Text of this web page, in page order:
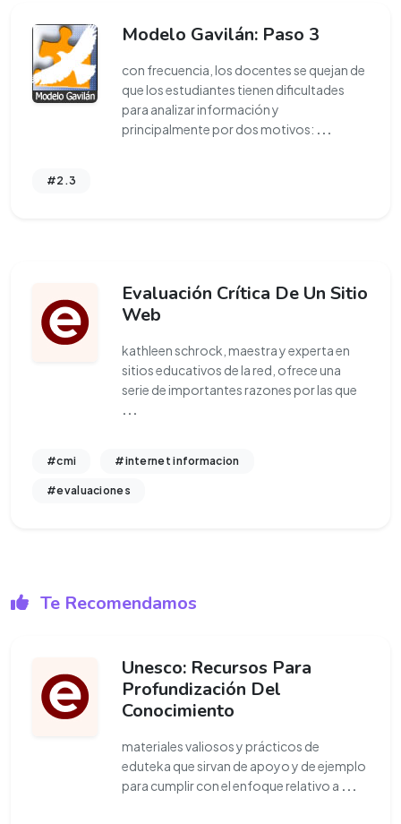
Modelo Gavilán: Paso 3
con frecuencia, los docentes se quejan de
que los estudiantes tienen dificultades
para analizar información y
principalmente por dos motivos: ...
#2.3
Evaluación Crítica De Un Sitio
Web
kathleen schrock, maestra y experta en
sitios educativos de la red, ofrece una
serie de importantes razones por las que
...
#cmi #internet informacion
#evaluaciones
Te Recomendamos
Unesco: Recursos Para
Profundización Del
Conocimiento
materiales valiosos y prácticos de
eduteka que sirvan de apoyo y de ejemplo
para cumplir con el enfoque relativo a ...